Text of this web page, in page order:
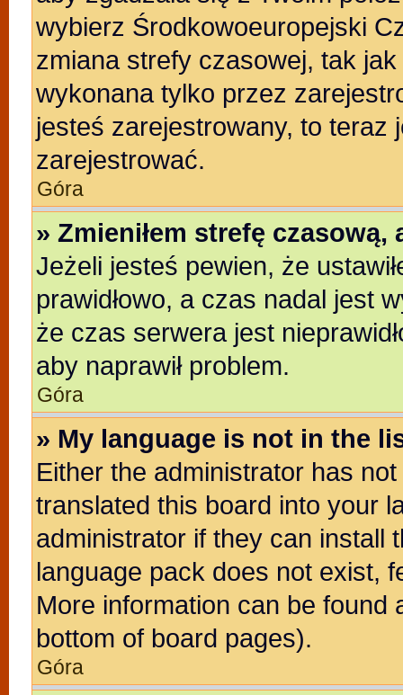
wybierz Środkowoeuropejski
zmiana strefy czasowej, tak
wykonana tylko przez
jesteś zarejestrowany, to teraz
zarejestrować.
Góra
» Zmieniłem strefę
Jeżeli jesteś pewien, że
prawidłowo, a czas nadal jest
że czas serwera jest
aby naprawił problem.
Góra
» My language is not in the
Either the administrator has
translated this board into your
administrator if they can install
language pack does not exist,
More information can be found
bottom of board pages).
Góra